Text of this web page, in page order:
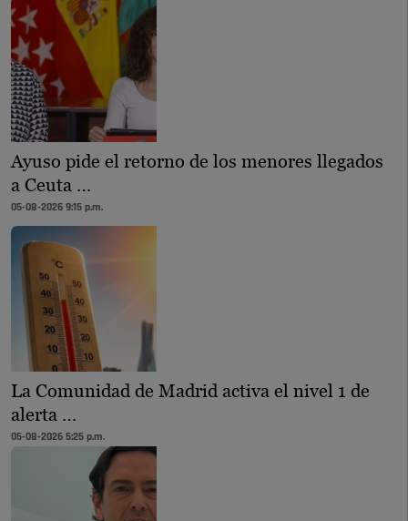
Ayuso pide el retorno de los menores llegados
a Ceuta …
05-08-2026 9:15 p.m.
La Comunidad de Madrid activa el nivel 1 de
alerta …
05-08-2026 5:25 p.m.